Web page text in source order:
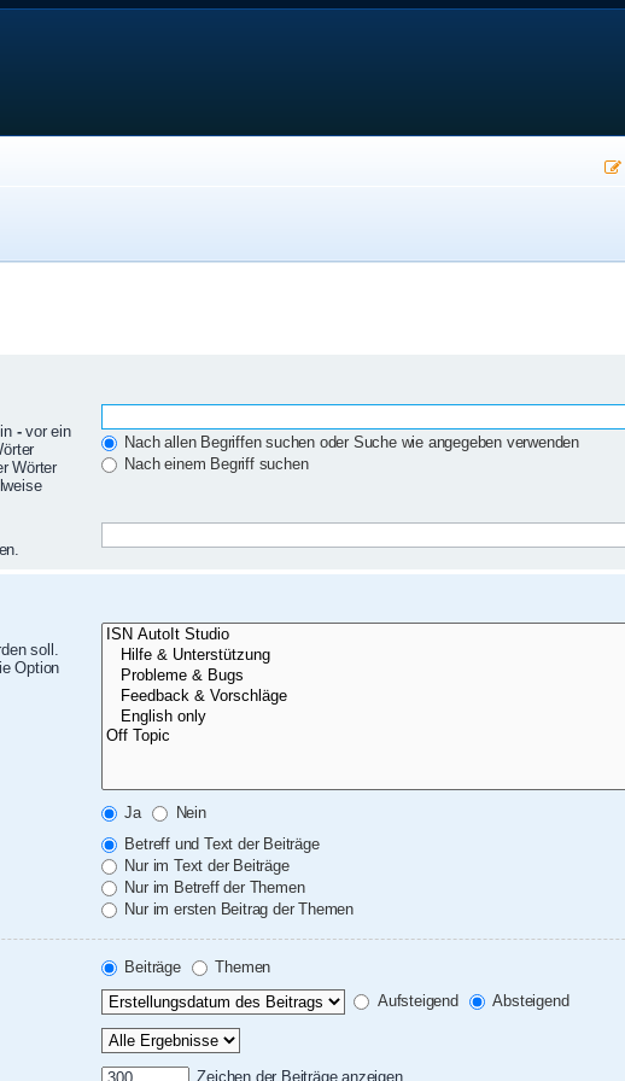
-vor ein
Wörter
Nach allen Begriffen suchen oder Suche wie angegeben verwenden
Nach einem Begriff suchen
soll.
Option
Ja
Nein
Betreff und Text der Beiträge
Nur im Text der Beiträge
Nur im Betreff der Themen
Nur im ersten Beitrag der Themen
Beiträge
Themen
Aufsteigend Absteigend
Zeichen der Beiträge anzeigen